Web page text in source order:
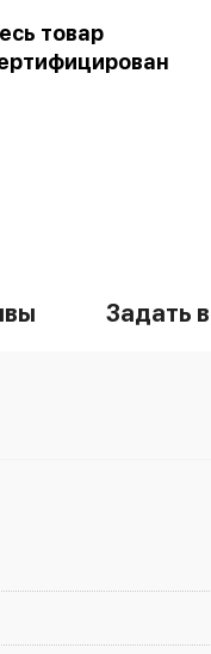
товар
Задать